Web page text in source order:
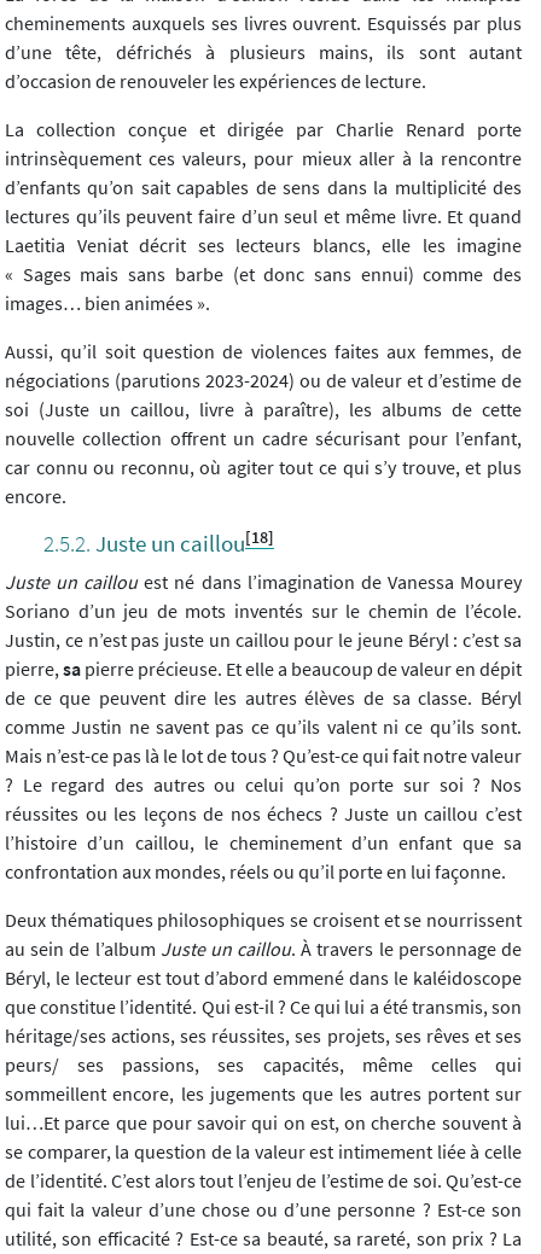
cheminements auxquels ses livres ouvrent. Esquissés par plus
d’une tête, défrichés à plusieurs mains, ils sont autant
d’occasion de renouveler les expériences de lecture.
La collection conçue et dirigée par Charlie Renard porte
intrinsèquement ces valeurs, pour mieux aller à la rencontre
d’enfants qu’on sait capables de sens dans la multiplicité des
lectures qu’ils peuvent faire d’un seul et même livre. Et quand
Laetitia Veniat décrit ses lecteurs blancs, elle les imagine
« Sages mais sans barbe (et donc sans ennui) comme des
images… bien animées ».
Aussi, qu’il soit question de violences faites aux femmes, de
négociations (parutions 2023-2024) ou de valeur et d’estime de
soi (Juste un caillou, livre à paraître), les albums de cette
nouvelle collection offrent un cadre sécurisant pour l’enfant,
car connu ou reconnu, où agiter tout ce qui s’y trouve, et plus
encore.
Juste un caillou[18]
Juste un caillouest né dans l’imagination de Vanessa Mourey
Soriano d’un jeu de mots inventés sur le chemin de l’école.
Justin, ce n’est pas juste un caillou pour le jeune Béryl : c’est sa
pierre,sa pierre précieuse. Et elle a beaucoup de valeur en dépit
de ce que peuvent dire les autres élèves de sa classe. Béryl
comme Justin ne savent pas ce qu’ils valent ni ce qu’ils sont.
Mais n’est-ce pas là le lot de tous ? Qu’est-ce qui fait notre valeur
? Le regard des autres ou celui qu’on porte sur soi ? Nos
réussites ou les leçons de nos échecs ? Juste un caillou c’est
l’histoire d’un caillou, le cheminement d’un enfant que sa
confrontation aux mondes, réels ou qu’il porte en lui façonne.
Deux thématiques philosophiques se croisent et se nourrissent
au sein de l’album Juste un caillou. À travers le personnage de
Béryl, le lecteur est tout d’abord emmené dans le kaléidoscope
que constitue l’identité. Qui est-il ? Ce qui lui a été transmis, son
héritage/ses actions, ses réussites, ses projets, ses rêves et ses
peurs/ ses passions, ses capacités, même celles qui
sommeillent encore, les jugements que les autres portent sur
lui…Et parce que pour savoir qui on est, on cherche souvent à
se comparer, la question de la valeur est intimement liée à celle
de l’identité. C’est alors tout l’enjeu de l’estime de soi. Qu’est-ce
qui fait la valeur d’une chose ou d’une personne ? Est-ce son
utilité, son efficacité ? Est-ce sa beauté, sa rareté, son prix ? La